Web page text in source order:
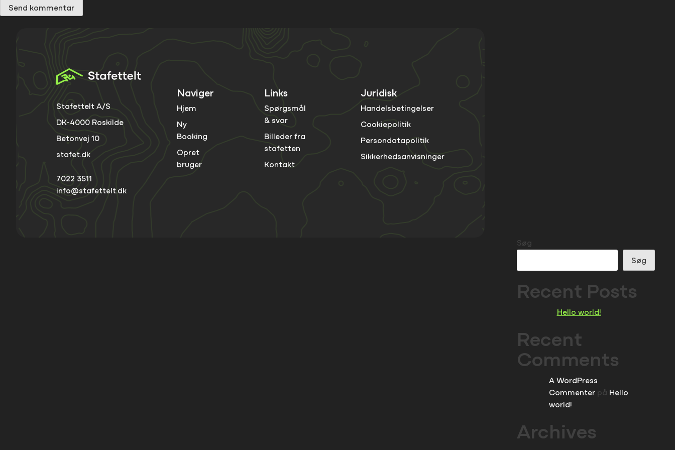
Søg
Søg
Recent Posts
Hello world!
Recent
Comments
A WordPress
Commenterpå Hello
world!
Archives
Stafettelt A/S
DK-4000 Roskilde
Betonvej 10
stafet.dk
7022 3511
info@stafettelt.dk
Naviger
Hjem
Ny
Booking
Opret
bruger
Links
Spørgsmål
& svar
Billeder fra
stafetten
Kontakt
Juridisk
Handelsbetingelser
Cookiepolitik
Persondatapolitik
Sikkerhedsanvisninger